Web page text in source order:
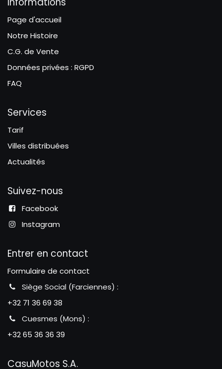
Page d'accueil
Notre Histoire
C.G. de Vente
Données privées : RGPD
FAQ
Services
Tarif
Villes distribuées
Actualités
Suivez-nous
Facebook
Instagram
Entrer en contact
Formulaire de contact
Siège Social (Farciennes) :
+32 71 36 69 38
Cuesmes (Mons) :
+32 65 36 36 39
CasuMotos S.A.